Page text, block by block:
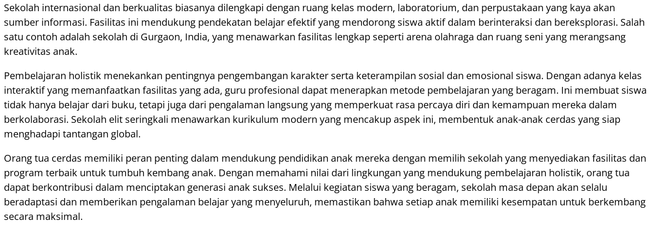
Sekolah internasional dan berkualitas biasanya dilengkapi dengan ruang kelas modern, laboratorium, dan perpustakaan yang kaya akan
sumber informasi. Fasilitas ini mendukung pendekatan belajar efektif yang mendorong siswa aktif dalam berinteraksi dan bereksplorasi. Salah
satu contoh adalah sekolah di Gurgaon, India, yang menawarkan fasilitas lengkap seperti arena olahraga dan ruang seni yang merangsang
kreativitas anak.
Pembelajaran holistik menekankan pentingnya pengembangan karakter serta keterampilan sosial dan emosional siswa. Dengan adanya kelas
interaktif yang memanfaatkan fasilitas yang ada, guru profesional dapat menerapkan metode pembelajaran yang beragam. Ini membuat siswa
tidak hanya belajar dari buku, tetapi juga dari pengalaman langsung yang memperkuat rasa percaya diri dan kemampuan mereka dalam
berkolaborasi. Sekolah elit seringkali menawarkan kurikulum modern yang mencakup aspek ini, membentuk anak-anak cerdas yang siap
menghadapi tantangan global.
Orang tua cerdas memiliki peran penting dalam mendukung pendidikan anak mereka dengan memilih sekolah yang menyediakan fasilitas dan
program terbaik untuk tumbuh kembang anak. Dengan memahami nilai dari lingkungan yang mendukung pembelajaran holistik, orang tua
dapat berkontribusi dalam menciptakan generasi anak sukses. Melalui kegiatan siswa yang beragam, sekolah masa depan akan selalu
beradaptasi dan memberikan pengalaman belajar yang menyeluruh, memastikan bahwa setiap anak memiliki kesempatan untuk berkembang
secara maksimal.